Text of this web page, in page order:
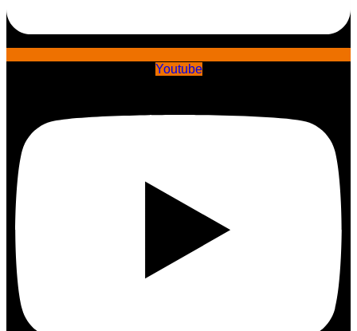
Youtube